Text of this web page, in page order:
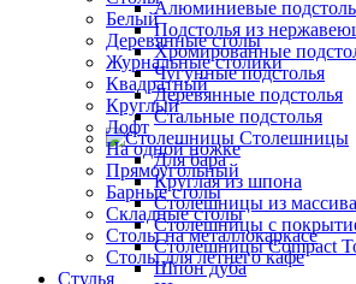
Алюминиевые
Подстолья из
Хромированные
Чугунные подстолья
Деревянные подстолья
Стальные подстолья
Столешницы
Для бара
Круглая из шпона
Столешницы из массива
Столешницы с
Столешницы Сompact
Шпон дуба
Белый
Деревянные столы
Журнальные столики
Квадратный
Круглый
Лофт
На одной ножке
Прямоугольный
Барные столы
Складные столы
Столы на металлокаркасе
Столы для летнего кафе
Стулья